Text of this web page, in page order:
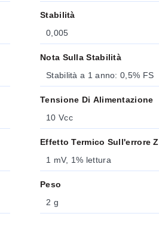
Stabilità
0,005
Nota Sulla Stabilità
Stabilità a 1 anno: 0,5% FS
Tensione Di Alimentazione
10 Vcc
Effetto Termico Sull'errore
1 mV, 1% lettura
Peso
2 g